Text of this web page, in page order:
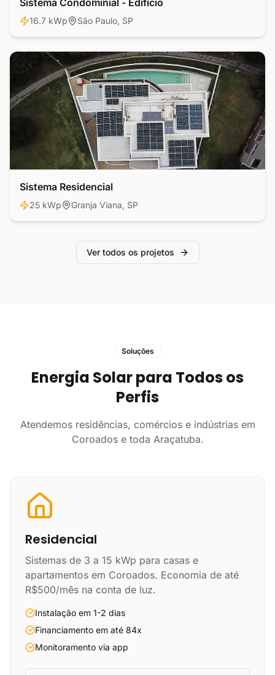
Sistema Condominial - Edifício
16.7 kWp São Paulo, SP
Residencial
Sistema Residencial
25 kWp Granja Viana, SP
Ver todos os projetos
Soluções
Energia Solar para Todos os
Perfis
Atendemos residências, comércios e indústrias em
Coroados e toda Araçatuba.
Residencial
Sistemas de 3 a 15 kWp para casas e
apartamentos em Coroados. Economia de até
R$500/mês na conta de luz.
Instalação em 1-2 dias
Financiamento em até 84x
Monitoramento via app